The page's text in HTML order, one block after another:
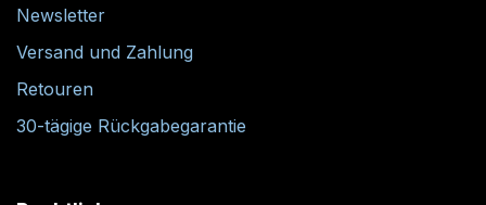
Newsletter
Versand und Zahlung
Retouren
30-tägige Rückgabegarantie